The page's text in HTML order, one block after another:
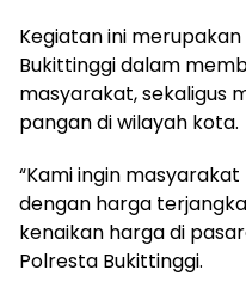
Kegiatan ini
Bukittinggi dalam
masyarakat, sekaligus
pangan di wilayah kota.
“Kami ingin
dengan harga
kenaikan harga di
Polresta Bukittinggi.